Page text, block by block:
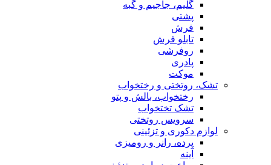
گلیم، جاجیم و گبه
پشتی
فرش
تابلو فرش
روفرشی
پادری
موکت
تشک، روتختی و رختخواب
رختخواب، بالش و پتو
تشک تختخواب
سرویس روتختی
لوازم دکوری و تزئینی
پرده، رانر و رومیزی
آینه